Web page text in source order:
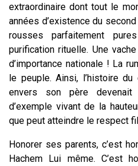
extraordinaire dont tout le
années d’existence du
rousses parfaitement
purification rituelle. Une
d’importance nationale ! La
le peuple. Ainsi, l’histoire
envers son père
d’exemple vivant de la
que peut atteindre le respect
Honorer ses parents, c’est
Hachem Lui même. C’est